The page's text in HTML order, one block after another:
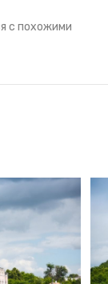
с похожими